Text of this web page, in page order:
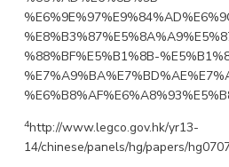
%88%BF%E5%B1%8B-
4http://www.legco.gov.hk/yr13-
14/chinese/panels/hg/papers/